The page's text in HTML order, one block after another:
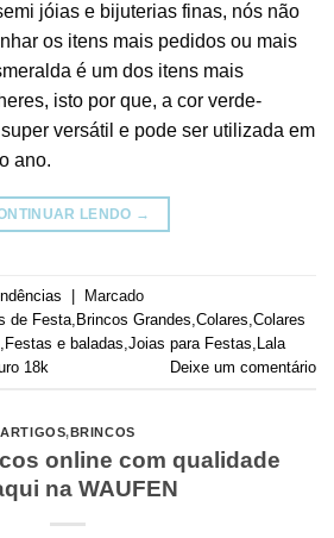
jóias e bijuterias finas, nós não
os itens mais pedidos ou mais
é um dos itens mais
isto por que, a cor verde-
versátil e pode ser utilizada em
ano.
LENDO →
| Marcado
de Festa Brincos Grandes Colares Colares
Festas e baladas Joias para Festas Lala
18k Deixe um comentário
ARTIGOS, BRINCOS
online com qualidade
na WAUFEN